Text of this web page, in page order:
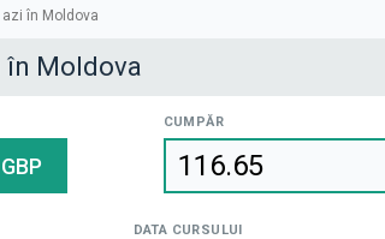
în Moldova
în Moldova
GBP
CUMPĂR
DATA CURSULUI